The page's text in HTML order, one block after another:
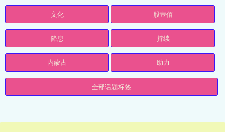
文化 股壹佰
降息 持续
内蒙古 助力
全部话题标签